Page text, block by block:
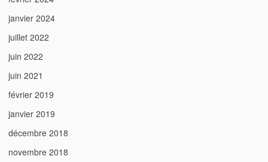
janvier 2024
juillet 2022
juin 2022
juin 2021
février 2019
janvier 2019
décembre 2018
novembre 2018